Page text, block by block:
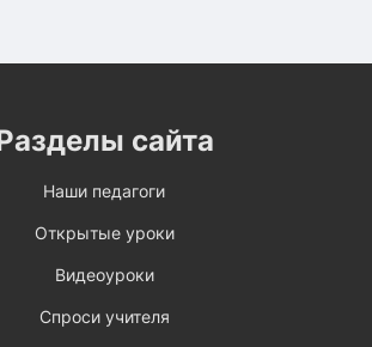
сайта
Наши педагоги
Открытые уроки
Видеоуроки
Спроси учителя